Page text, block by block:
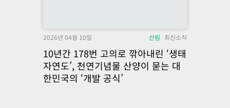
2026년 04월 10일 산림 최신소식
10년간 178번 고의로 깎아내린 ‘생태
자연도’, 천연기념물 산양이 묻는 대
한민국의 ‘개발 공식’